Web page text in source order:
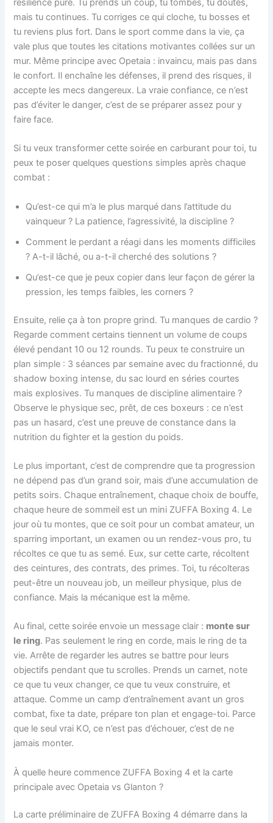
résilience pure. Tu prends un coup, tu tombes, tu doutes,
mais tu continues. Tu corriges ce qui cloche, tu bosses et
tu reviens plus fort. Dans le sport comme dans la vie, ça
vale plus que toutes les citations motivantes collées sur un
mur. Même principe avec Opetaia : invaincu, mais pas dans
le confort. Il enchaîne les défenses, il prend des risques, il
accepte les mecs dangereux. La vraie confiance, ce n’est
pas d’éviter le danger, c’est de se préparer assez pour y
faire face.
Si tu veux transformer cette soirée en carburant pour toi, tu
peux te poser quelques questions simples après chaque
combat :
Qu’est-ce qui m’a le plus marqué dans l’attitude du
vainqueur ? La patience, l’agressivité, la discipline ?
Comment le perdant a réagi dans les moments difficiles
? A-t-il lâché, ou a-t-il cherché des solutions ?
Qu’est-ce que je peux copier dans leur façon de gérer la
pression, les temps faibles, les corners ?
Ensuite, relie ça à ton propre grind. Tu manques de cardio ?
Regarde comment certains tiennent un volume de coups
élevé pendant 10 ou 12 rounds. Tu peux te construire un
plan simple : 3 séances par semaine avec du fractionné, du
shadow boxing intense, du sac lourd en séries courtes
mais explosives. Tu manques de discipline alimentaire ?
Observe le physique sec, prêt, de ces boxeurs : ce n’est
pas un hasard, c’est une preuve de constance dans la
nutrition du fighter et la gestion du poids.
Le plus important, c’est de comprendre que ta progression
ne dépend pas d’un grand soir, mais d’une accumulation de
petits soirs. Chaque entraînement, chaque choix de bouffe,
chaque heure de sommeil est un mini ZUFFA Boxing 4. Le
jour où tu montes, que ce soit pour un combat amateur, un
sparring important, un examen ou un rendez-vous pro, tu
récoltes ce que tu as semé. Eux, sur cette carte, récoltent
des ceintures, des contrats, des primes. Toi, tu récolteras
peut-être un nouveau job, un meilleur physique, plus de
confiance. Mais la mécanique est la même.
Au final, cette soirée envoie un message clair : monte sur
le ring. Pas seulement le ring en corde, mais le ring de ta
vie. Arrête de regarder les autres se battre pour leurs
objectifs pendant que tu scrolles. Prends un carnet, note
ce que tu veux changer, ce que tu veux construire, et
attaque. Comme un camp d’entraînement avant un gros
combat, fixe ta date, prépare ton plan et engage-toi. Parce
que le seul vrai KO, ce n’est pas d’échouer, c’est de ne
jamais monter.
À quelle heure commence ZUFFA Boxing 4 et la carte
principale avec Opetaia vs Glanton ?
La carte préliminaire de ZUFFA Boxing 4 démarre dans la